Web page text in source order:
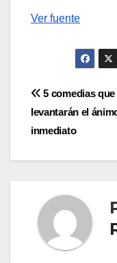
Ver fuente
de
5 comedias que
levantarán el
inmediato